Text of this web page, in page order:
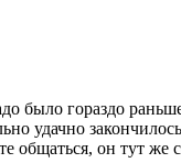
было гораздо
удачно
он тут же